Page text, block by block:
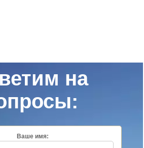
на
Ваше имя: